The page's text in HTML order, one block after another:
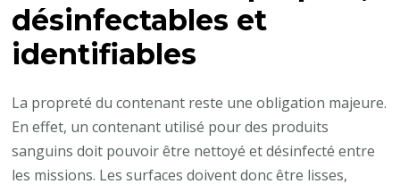
désinfectables et
identifiables
La propreté du contenant reste une obligation majeure.
En effet, un contenant utilisé pour des produits
sanguins doit pouvoir être nettoyé et désinfecté entre
les missions. Les surfaces doivent donc être lisses,